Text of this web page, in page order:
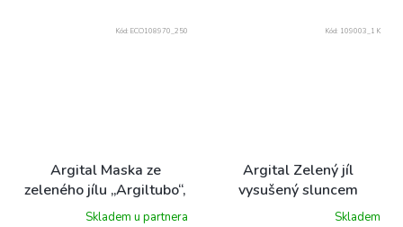
Argital Maska ze
zeleného jílu „Argiltubo“,
250 ml
Skladem u partnera
Kód: ECO108970_250
Argital Zelený jíl
vysušený sluncem
Skladem
Kód: 109003_1 K